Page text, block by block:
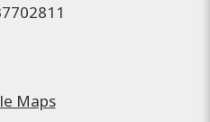
Maps